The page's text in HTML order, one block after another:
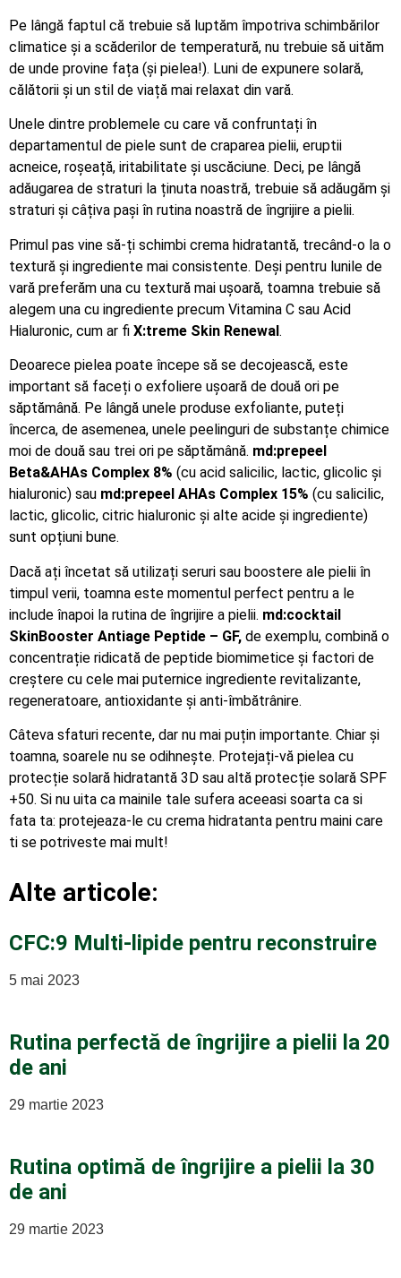
Pe lângă faptul că trebuie să luptăm împotriva schimbărilor
climatice și a scăderilor de temperatură, nu trebuie să uităm
de unde provine fața (și pielea!). Luni de expunere solară,
călătorii și un stil de viață mai relaxat din vară.
Unele dintre problemele cu care vă confruntați în
departamentul de piele sunt de craparea pielii, eruptii
acneice, roșeață, iritabilitate și uscăciune. Deci, pe lângă
adăugarea de straturi la ținuta noastră, trebuie să adăugăm și
straturi și câțiva pași în rutina noastră de îngrijire a pielii.
Primul pas vine să-ți schimbi crema hidratantă, trecând-o la o
textură și ingrediente mai consistente. Deși pentru lunile de
vară preferăm una cu textură mai ușoară, toamna trebuie să
alegem una cu ingrediente precum Vitamina C sau Acid
Hialuronic, cum ar fi X:treme Skin Renewal.
Deoarece pielea poate începe să se decojească, este
important să faceți o exfoliere ușoară de două ori pe
săptămână. Pe lângă unele produse exfoliante, puteți
încerca, de asemenea, unele peelinguri de substanțe chimice
moi de două sau trei ori pe săptămână. md:prepeel
Beta&AHAs Complex 8% (cu acid salicilic, lactic, glicolic și
hialuronic) sau md:prepeel AHAs Complex 15% (cu salicilic,
lactic, glicolic, citric hialuronic și alte acide și ingrediente)
sunt opțiuni bune.
Dacă ați încetat să utilizați seruri sau boostere ale pielii în
timpul verii, toamna este momentul perfect pentru a le
include înapoi la rutina de îngrijire a pielii. md:cocktail
SkinBooster Antiage Peptide – GF, de exemplu, combină o
concentrație ridicată de peptide biomimetice și factori de
creștere cu cele mai puternice ingrediente revitalizante,
regeneratoare, antioxidante și anti-îmbătrânire.
Câteva sfaturi recente, dar nu mai puțin importante. Chiar și
toamna, soarele nu se odihnește. Protejați-vă pielea cu
protecție solară hidratantă 3D sau altă protecție solară SPF
+50. Si nu uita ca mainile tale sufera aceeasi soarta ca si
fata ta: protejeaza-le cu crema hidratanta pentru maini care
ti se potriveste mai mult!
Alte articole:
CFC:9 Multi-lipide pentru reconstruire
5 mai 2023
Rutina perfectă de îngrijire a pielii la 20
de ani
29 martie 2023
Rutina optimă de îngrijire a pielii la 30
de ani
29 martie 2023